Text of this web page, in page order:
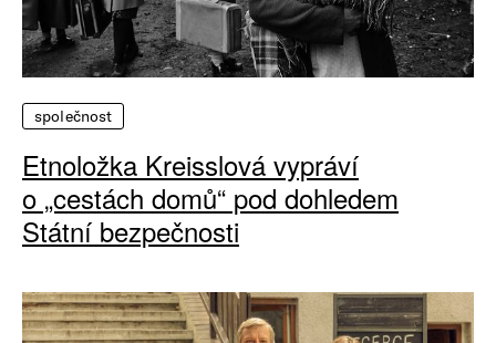
společnost
Etnoložka Kreisslová vypráví
o „cestách domů“ pod dohledem
Státní bezpečnosti